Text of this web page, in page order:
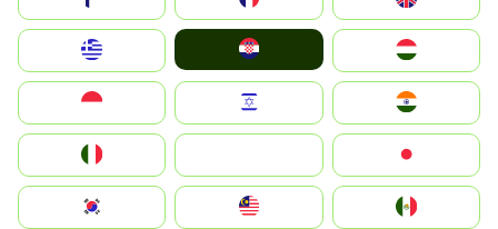
Magyarország
South Korea